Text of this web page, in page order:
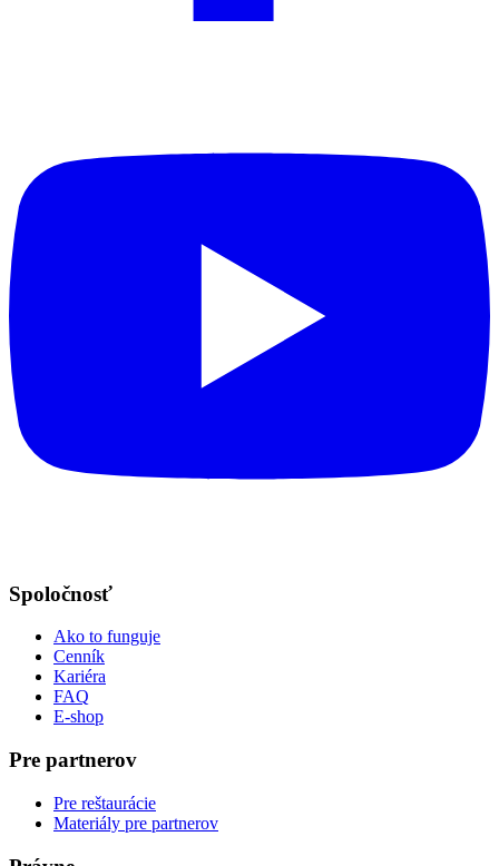
Spoločnosť
Ako to funguje
Cenník
Kariéra
FAQ
E-shop
Pre partnerov
Pre reštaurácie
Materiály pre partnerov